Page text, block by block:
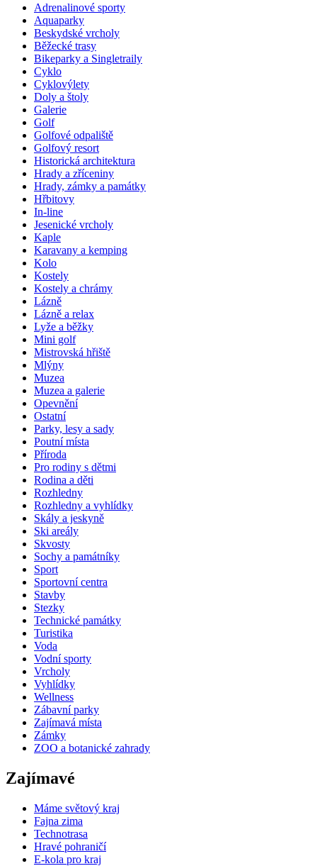
Adrenalinové sporty
Aquaparky
Beskydské vrcholy
Běžecké trasy
Bikeparky a Singletraily
Cyklo
Cyklovýlety
Doly a štoly
Galerie
Golf
Golfové odpaliště
Golfový resort
Historická architektura
Hrady a zříceniny
Hrady, zámky a památky
Hřbitovy
In-line
Jesenické vrcholy
Kaple
Karavany a kemping
Kolo
Kostely
Kostely a chrámy
Lázně
Lázně a relax
Lyže a běžky
Mini golf
Mistrovská hřiště
Mlýny
Muzea
Muzea a galerie
Opevnění
Ostatní
Parky, lesy a sady
Poutní místa
Příroda
Pro rodiny s dětmi
Rodina a děti
Rozhledny
Rozhledny a vyhlídky
Skály a jeskyně
Ski areály
Skvosty
Sochy a památníky
Sport
Sportovní centra
Stavby
Stezky
Technické památky
Turistika
Voda
Vodní sporty
Vrcholy
Vyhlídky
Wellness
Zábavní parky
Zajímavá místa
Zámky
ZOO a botanické zahrady
Zajímavé
Máme světový kraj
Fajna zima
Technotrasa
Hravé pohraničí
E-kola pro kraj